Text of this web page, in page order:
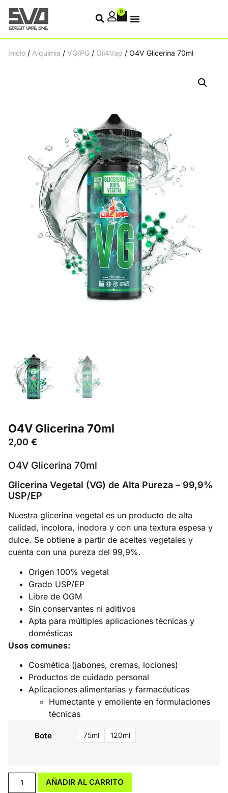
0
Inicio / Alquimia / VG/PG / Oil4Vap / O4V Glicerina 70ml
O4V Glicerina 70ml
2,00 €
O4V Glicerina 70ml
Glicerina Vegetal (VG) de Alta Pureza – 99,9%
USP/EP
Nuestra glicerina vegetal es un producto de alta
calidad, incolora, inodora y con una textura espesa y
dulce. Se obtiene a partir de aceites vegetales y
cuenta con una pureza del 99,9%.
Origen 100% vegetal
Grado USP/EP
Libre de OGM
Sin conservantes ni aditivos
Apta para múltiples aplicaciones técnicas y
domésticas
Usos comunes:
Cosmética (jabones, cremas, lociones)
Productos de cuidado personal
Aplicaciones alimentarias y farmacéuticas
Humectante y emoliente en formulaciones
técnicas
Bote 75ml 120ml
AÑADIR AL CARRITO